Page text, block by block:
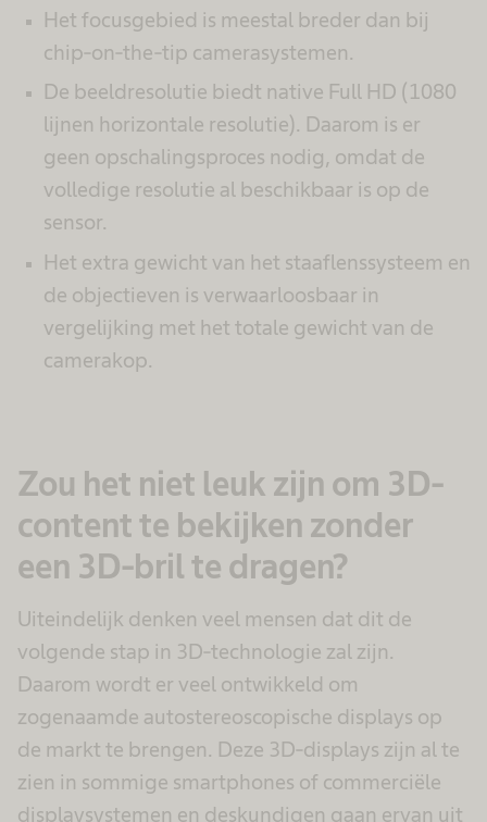
Het focusgebied is meestal breder dan bij
chip-on-the-tip camerasystemen.
De beeldresolutie biedt native Full HD (1080
lijnen horizontale resolutie). Daarom is er
geen opschalingsproces nodig, omdat de
volledige resolutie al beschikbaar is op de
sensor.
Het extra gewicht van het staaflenssysteem en
de objectieven is verwaarloosbaar in
vergelijking met het totale gewicht van de
camerakop.
Zou het niet leuk zijn om 3D-
content te bekijken zonder
een 3D-bril te dragen?
Uiteindelijk denken veel mensen dat dit de
volgende stap in 3D-technologie zal zijn.
Daarom wordt er veel ontwikkeld om
zogenaamde autostereoscopische displays op
de markt te brengen. Deze 3D-displays zijn al te
zien in sommige smartphones of commerciële
displaysystemen en deskundigen gaan ervan uit